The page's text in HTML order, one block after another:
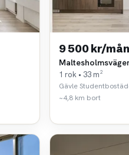
9 500 kr/mån
1 rok • 33 m²
Gävle
~4,8 km bort